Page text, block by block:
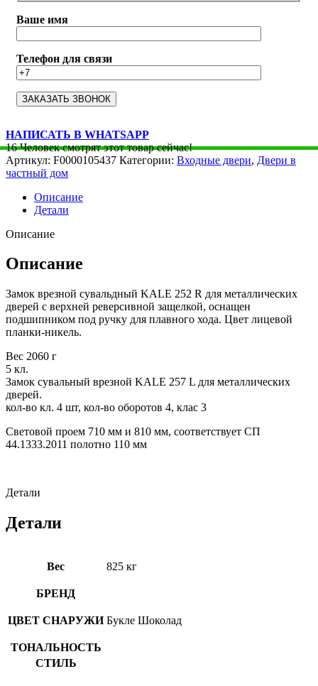
Ваше имя
Телефон для связи
НАПИСАТЬ В WHATSAPP
16 Человек смотрят этот товар сейчас!
Артикул: F0000105437 Категории: Входные двери, Двери в
частный дом
Описание
Детали
Описание
Описание
Замок врезной сувальдный KALE 252 R для металлических
дверей с верхней реверсивной защелкой, оснащен
подшипником под ручку для плавного хода. Цвет лицевой
планки-никель.
Вес 2060 г
5 кл.
Замок сувальный врезной KALE 257 L для металлических
дверей.
кол-во кл. 4 шт, кол-во оборотов 4, клас 3
Световой проем 710 мм и 810 мм, соответствует СП
44.1333.2011 полотно 110 мм
Детали
Детали
Вес 825 кг
БРЕНД
ЦВЕТ СНАРУЖИ Букле Шоколад
ТОНАЛЬНОСТЬ
СТИЛЬ